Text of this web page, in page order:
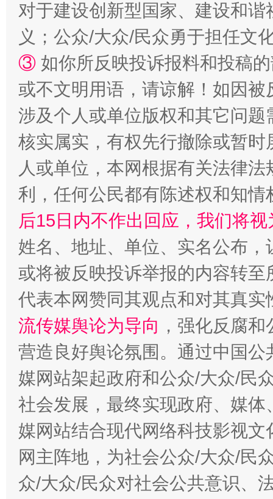
扯下公款旅游的“隐身衣” 如何以
完善运行机制助力责任有效落实
公平竞争审查“十大案例”出炉！ 一纸欠
对于建设创新型国家、建设和
义；公众/大众/民众勇于担任文
③ 如你所反映投诉报料和投稿
或不文明用语，请谅解！如因
涉及个人或单位版权和其它问题
核实属实，有权先行撤除或暂
人或单位，本网根据有关法律
利，任何公民都有陈述权和知情
后15日内不作出回应，我们将
姓名、地址、单位、实名公布
或将被反映投诉举报的内容转
代表本网赞同其观点和对其真实
流传媒舆论为导向 ，强化反腐
营造良好舆论氛围。通过中国
媒网站架起政府和公众/大众/民
社会发展，最终实现政府、媒
媒网站结合现代网络科技影视
网主阵地，为社会公众/大众/民
众/大众/民众对社会公共意识、